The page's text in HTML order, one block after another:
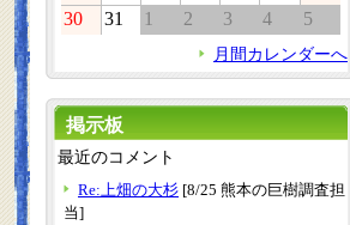
30
31 1 2 3 4 5
月間カレンダーへ
掲示板
最近のコメント
Re:上畑の大杉 [8/25 熊本の巨樹調査担
当]